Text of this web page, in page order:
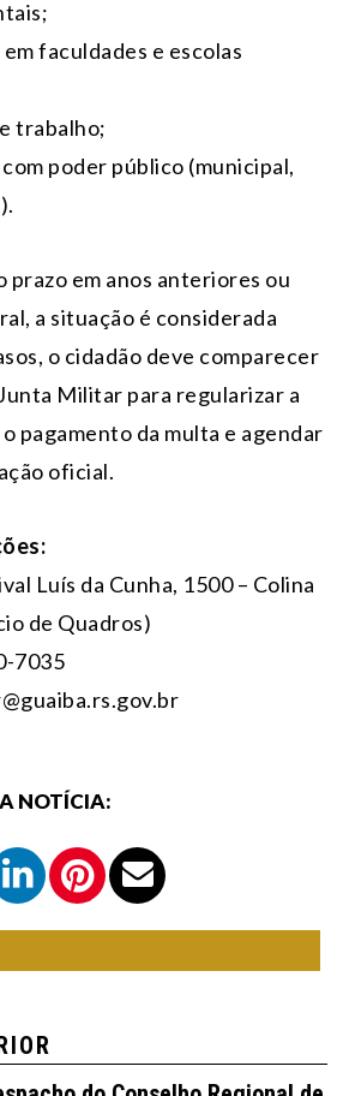
faculdades e escolas
trabalho;
poder público (municipal,
prazo em anos anteriores ou
a situação é considerada
o cidadão deve comparecer
Militar para regularizar a
pagamento da multa e agendar
oficial.
Luís da Cunha, 1500 – Colina
de Quadros)
7035
NOTÍCIA: